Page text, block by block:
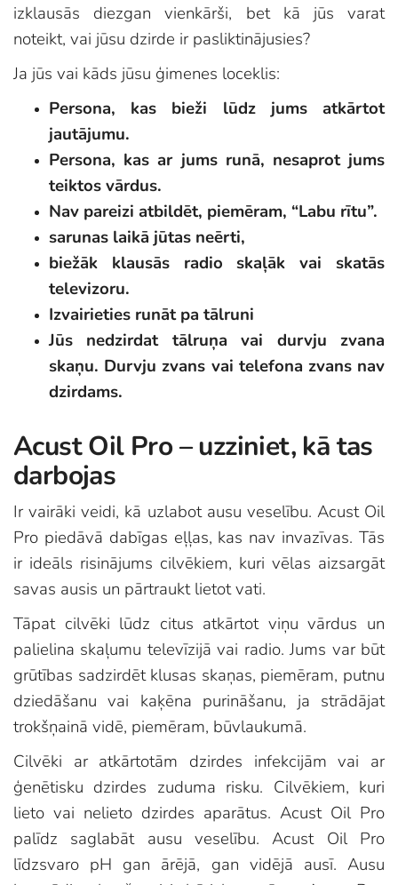
izklausās diezgan vienkārši, bet kā jūs varat
noteikt, vai jūsu dzirde ir pasliktinājusies?
Ja jūs vai kāds jūsu ģimenes loceklis:
Persona, kas bieži lūdz jums atkārtot
jautājumu.
Persona, kas ar jums runā, nesaprot jums
teiktos vārdus.
Nav pareizi atbildēt, piemēram, “Labu rītu”.
sarunas laikā jūtas neērti,
biežāk klausās radio skaļāk vai skatās
televizoru.
Izvairieties runāt pa tālruni
Jūs nedzirdat tālruņa vai durvju zvana
skaņu. Durvju zvans vai telefona zvans nav
dzirdams.
Acust Oil Pro – uzziniet, kā tas
darbojas
Ir vairāki veidi, kā uzlabot ausu veselību. Acust Oil
Pro piedāvā dabīgas eļļas, kas nav invazīvas. Tās
ir ideāls risinājums cilvēkiem, kuri vēlas aizsargāt
savas ausis un pārtraukt lietot vati.
Tāpat cilvēki lūdz citus atkārtot viņu vārdus un
palielina skaļumu televīzijā vai radio. Jums var būt
grūtības sadzirdēt klusas skaņas, piemēram, putnu
dziedāšanu vai kaķēna purināšanu, ja strādājat
trokšņainā vidē, piemēram, būvlaukumā.
Cilvēki ar atkārtotām dzirdes infekcijām vai ar
ģenētisku dzirdes zuduma risku. Cilvēkiem, kuri
lieto vai nelieto dzirdes aparātus. Acust Oil Pro
palīdz saglabāt ausu veselību. Acust Oil Pro
līdzsvaro pH gan ārējā, gan vidējā ausī. Ausu